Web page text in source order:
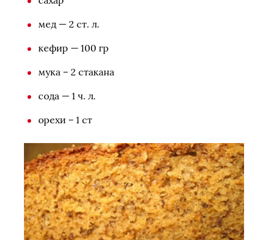
мед — 2 ст. л.
кефир — 100 гр
мука – 2 стакана
сода — 1 ч. л.
орехи – 1 ст